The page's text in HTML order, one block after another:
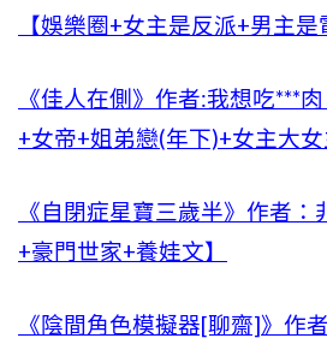
【娛樂圈+女主是反派+男主是
《佳人在側》作者:我想吃***
+女帝+姐弟戀(年下)+女主大女
《自閉症星寶三歲半》作者：
+豪門世家+養娃文】
《陰間角色模擬器[聊齋]》作